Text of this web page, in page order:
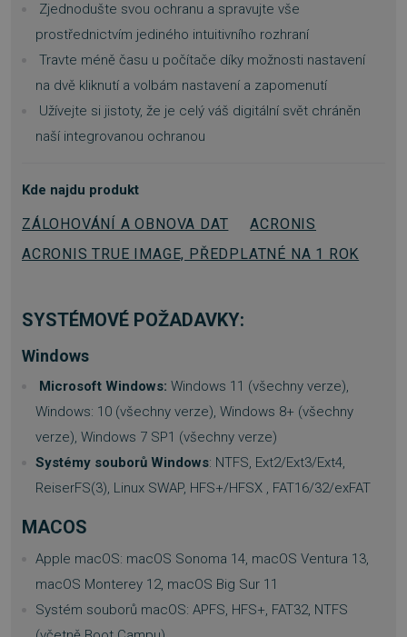
Zjednodušte svou ochranu a spravujte vše
prostřednictvím jediného intuitivního rozhraní
Travte méně času u počítače díky možnosti nastavení
na dvě kliknutí a volbám nastavení a zapomenutí
Užívejte si jistoty, že je celý váš digitální svět chráněn
naší integrovanou ochranou
Kde najdu produkt
ZÁLOHOVÁNÍ A OBNOVA DAT
ACRONIS
ACRONIS TRUE IMAGE, PŘEDPLATNÉ NA 1 ROK
SYSTÉMOVÉ POŽADAVKY:
Windows
Microsoft Windows: Windows 11 (všechny verze),
Windows: 10 (všechny verze), Windows 8+ (všechny
verze), Windows 7 SP1 (všechny verze)
Systémy souborů Windows: NTFS, Ext2/Ext3/Ext4,
ReiserFS(3), Linux SWAP, HFS+/HFSX , FAT16/32/exFAT
MACOS
Apple macOS: macOS Sonoma 14, macOS Ventura 13,
macOS Monterey 12, macOS Big Sur 11
Systém souborů macOS: APFS, HFS+, FAT32, NTFS
__cf_bm
Cloudflare Inc.
29 minut
.heureka.cz
55 sekund
basket .www.sw.cz
2 týdny 6
.www.sw.sk